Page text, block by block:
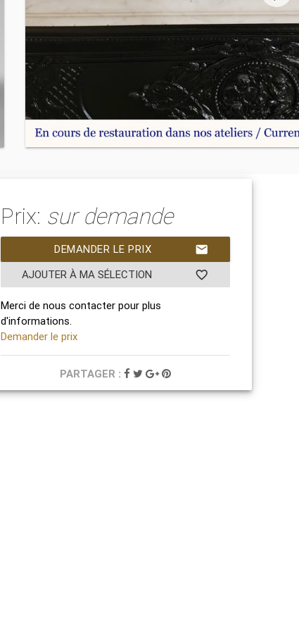
Prix: sur demande
mail
DEMANDER LE PRIX
favorite_border
AJOUTER À MA SÉLECTION
Merci de nous contacter pour plus
d'informations.
Demander le prix
PARTAGER :